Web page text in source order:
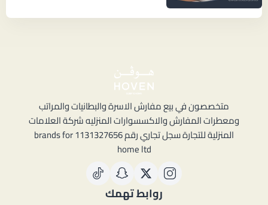
متخصصون في بيع مفارش الاسرة والبطانيات والمراتب
ومعطرات المفارش والاكسسوارات المنزليه شركة العلامات
المنزلية للتجارة سجل تجاري رقم 1131327656 brands for
home ltd
روابط تهمك